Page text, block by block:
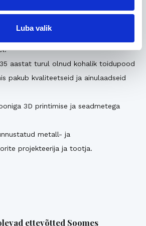
Luba valik
aastat turul olnud kohalik toidupood
pakub kvaliteetseid ja ainulaadseid
3D printimise ja seadmetega
metall- ja
projekteerija ja tootja.
ettevõtted Soomes